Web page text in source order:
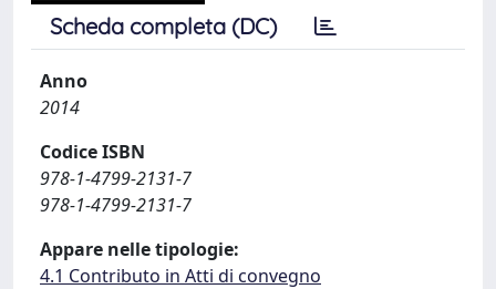
Scheda completa (DC)
Anno
2014
Codice ISBN
978-1-4799-2131-7
978-1-4799-2131-7
Appare nelle tipologie:
4.1 Contributo in Atti di convegno